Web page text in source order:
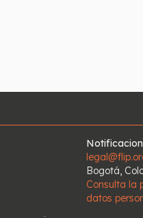
Bogotá,
Consulta la
datos